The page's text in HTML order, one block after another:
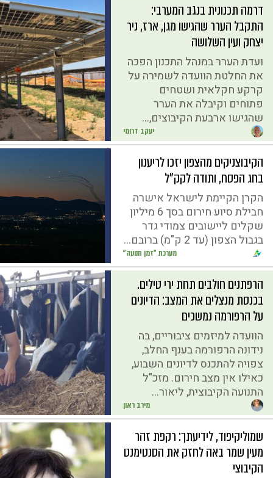
יעקב דרומי
דרמה תכנונית בנגב המערבי:
התקבל הערר שהגישו מגן, ארז, ניר
יצחק ועין השלושה
ועדת הערר במנהל התכנון הפכה
את החלטת הוועדה לשמירה על
קרקע חקלאית ושטחים
פתוחים וקיבלה את הערר
שהגישו ארבעת הקיבוצים,...
מערכת "זמן תנועה"
הקיבוצניקים מהצפון יזכו לריענון
בחג הפסח, ותודה לקק"ל
הקרן הקיימת לישראל אישרה
חבילת סיוע חירום בסך 6 מיליון
שקלים ליישובים צמודי גדר
בגבול הצפון (עד 2 ק"מ) ברובם...
מירב ראון
הרפתנים חולבים תחת ירי טילים.
בכנסת מנצלים את המצב: הדיונים
על הרפורמה נמשכים
הוועדה למיזמים ציבוריים, בה
נידונה הרפורמה בענף החלב,
צפויה להתכנס לדיונים השבוע,
כאילו אין מצב חירום. מזכ"ל
התנועה הקיבוצית, ליאור...
שמוליקיפוד, לידיעתך: רקפת זהר
מעין שמר באה לחזק את הסנטימנט
הקיבוצי